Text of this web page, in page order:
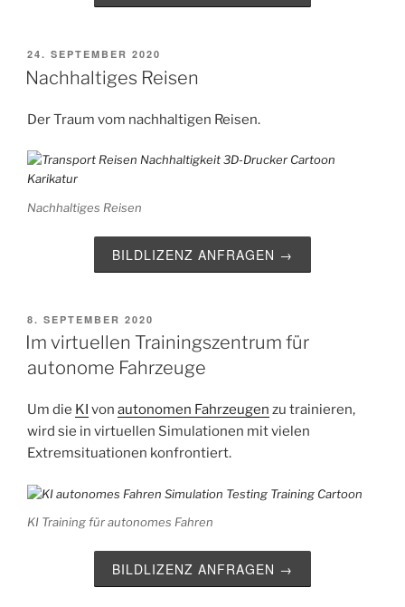
VERÖFFENTLICHT
AM
24. SEPTEMBER 2020
Nachhaltiges Reisen
Der Traum vom nachhaltigen Reisen.
Nachhaltiges Reisen
BILDLIZENZ ANFRAGEN →
VERÖFFENTLICHT
AM
8. SEPTEMBER 2020
Im virtuellen Trainingszentrum für
autonome Fahrzeuge
Um die KI von autonomen Fahrzeugen zu trainieren,
wird sie in virtuellen Simulationen mit vielen
Extremsituationen konfrontiert.
KI Training für autonomes Fahren
BILDLIZENZ ANFRAGEN →